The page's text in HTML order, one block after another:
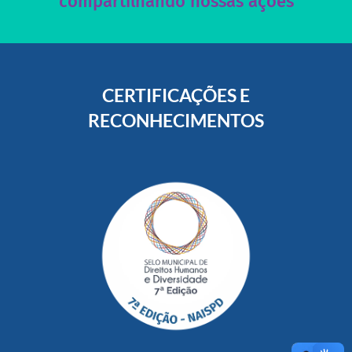
CERTIFICAÇÕES E
RECONHECIMENTOS